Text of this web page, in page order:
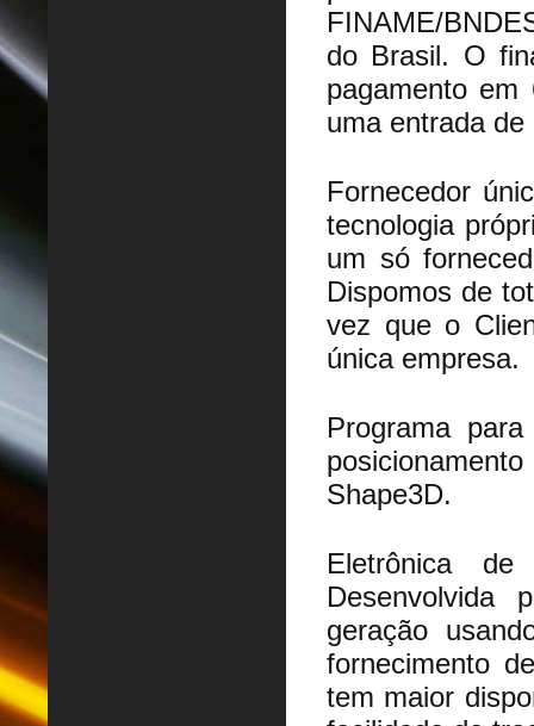
FINAME/
do Brasil. O
pagamento
uma entrada
Fornecedor
tecnologia
um só
Dispomos de
vez que o
única empresa.
Programa
Shape3D.
Eletrônica
Desenvolvida
geração
fornecimento
tem maior